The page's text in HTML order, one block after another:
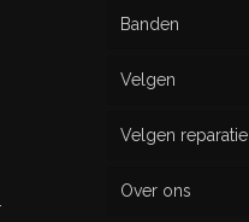
Banden
Nieuw
Gebruikt
Velgen
Velgen reparatie
Over ons